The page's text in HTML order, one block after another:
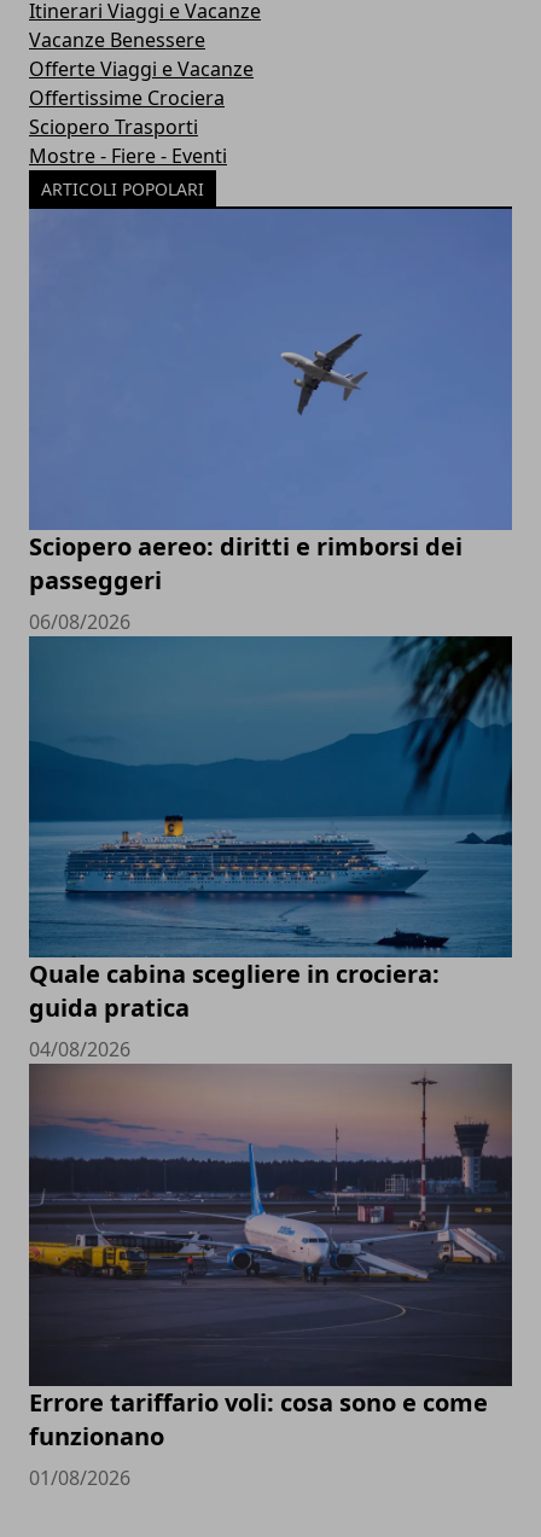
Itinerari Viaggi e Vacanze
Vacanze Benessere
Offerte Viaggi e Vacanze
Offertissime Crociera
Sciopero Trasporti
Mostre - Fiere - Eventi
ARTICOLI POPOLARI
Sciopero aereo: diritti e rimborsi dei
passeggeri
06/08/2026
Quale cabina scegliere in crociera:
guida pratica
04/08/2026
Errore tariffario voli: cosa sono e come
funzionano
01/08/2026